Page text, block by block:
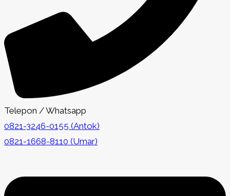
Telepon / Whatsapp
0821-3246-0155 (Antok)
0821-1668-8110 (Umar)